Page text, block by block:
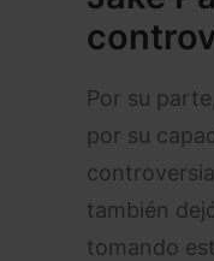
Por su
por su
también
tomando